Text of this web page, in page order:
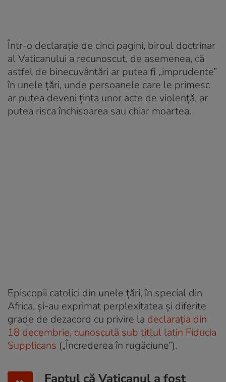
Într-o declarație de cinci pagini, biroul doctrinar
al Vaticanului a recunoscut, de asemenea, că
astfel de binecuvântări ar putea fi „imprudente”
în unele țări, unde persoanele care le primesc
ar putea deveni ținta unor acte de violență, ar
putea risca închisoarea sau chiar moartea.
Episcopii catolici din unele țări, în special din
Africa, și-au exprimat perplexitatea și diferite
grade de dezacord cu privire la declarația din
18 decembrie, cunoscută sub titlul latin Fiducia
Supplicans („Încrederea în rugăciune”).
Faptul că Vaticanul a fost